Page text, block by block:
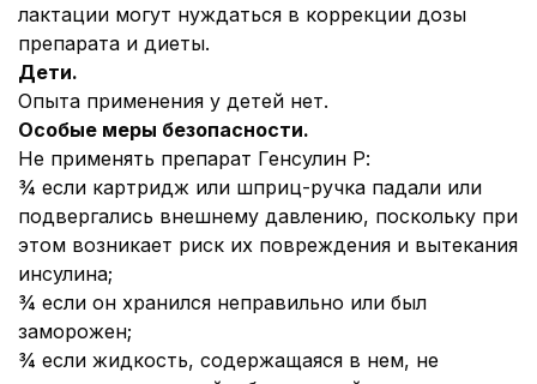
лактации могут нуждаться в коррекции дозы
препарата и диеты.
Дети.
Опыта применения у детей нет.
Особые меры безопасности.
Не применять препарат Генсулин Р:
¾ если картридж или шприц-ручка падали или
подвергались внешнему давлению, поскольку при
этом возникает риск их повреждения и вытекания
инсулина;
¾ если он хранился неправильно или был
заморожен;
¾ если жидкость, содержащаяся в нем, не